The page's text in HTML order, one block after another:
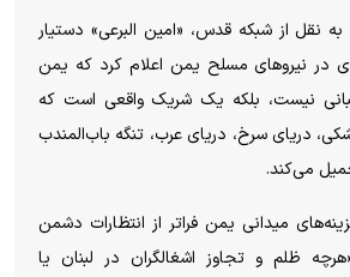
به نقل از شبکه قدس، «امین البرعی» دستیار
در نیرو‌های مسلح یمن اعلام کرد که یمن
نیست، بلکه یک شریک واقعی است که
دریای سرخ، دریای عرب، تنگه باب‌المندب
می‌کند.
میدانی یمن فراتر از انتظارات دشمن
ظلم و تجاوز اشغالگران در لبنان یا